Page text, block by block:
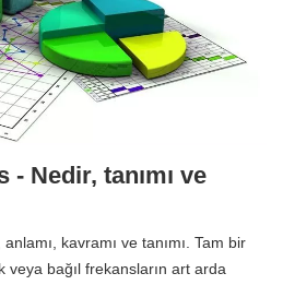
Nedir, tanımı ve
kavramı ve tanımı. Tam bir
bağıl frekansların art arda